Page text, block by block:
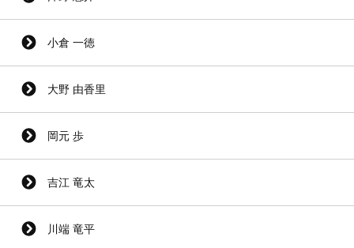
小倉 一徳
大野 由香里
岡元 歩
吉江 竜太
川端 竜平